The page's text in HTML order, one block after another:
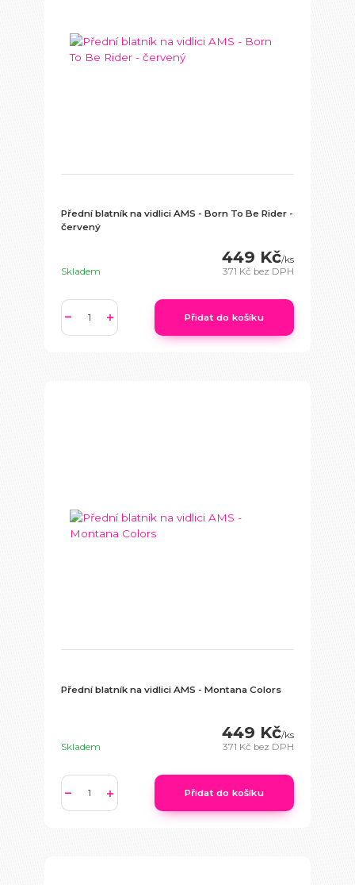
Přední blatník na vidlici AMS - Born To Be Rider -
červený
449 Kč/ks
371 Kč bez DPH
Skladem
Přidat do košíku
Přední blatník na vidlici AMS - Montana Colors
449 Kč/ks
371 Kč bez DPH
Skladem
Přidat do košíku